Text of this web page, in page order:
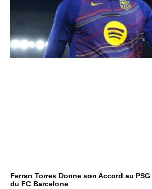
Ferran Torres Donne son Accord au
du FC Barcelone